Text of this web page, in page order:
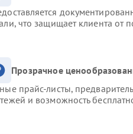
что защищает клиента от
Прозрачное
прайс-листы,
и возможность